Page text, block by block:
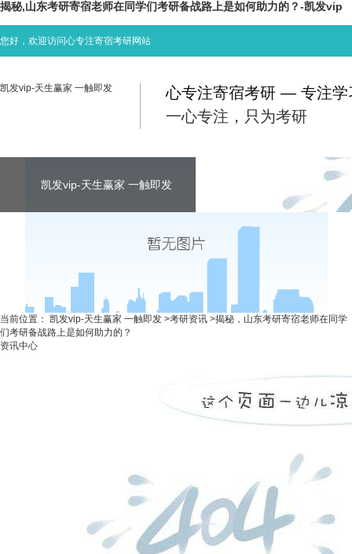
揭秘,山东考研寄宿老师在同学们考研备战路上是如何助力的？-凯发vip
您好，欢迎访问心专注寄宿考研网站
凯发vip-天生赢家 一触即发
心专注寄宿考研 — 专注学
一心专注，只为考研
凯发vip-天生赢家 一触即发 凯发vip-天生赢家 一触即发
凯发vip-天生赢家 一触即发 考研资讯
当前位置： 凯发vip-天生赢家 一触即发 >考研资讯 >揭秘，山东考研寄宿老师在同学
们考研备战路上是如何助力的？
资讯中心